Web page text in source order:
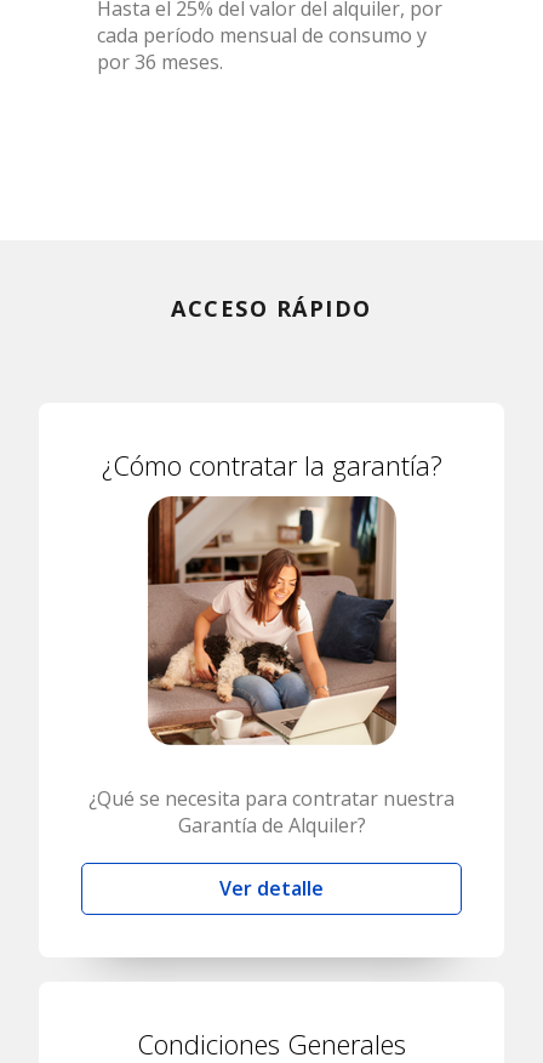
Hasta el 25% del valor del alquiler, por
cada período mensual de consumo y
por 36 meses.
ACCESO RÁPIDO
¿Cómo contratar la garantía?
¿Qué se necesita para contratar nuestra
Garantía de Alquiler?
Ver detalle
Condiciones Generales